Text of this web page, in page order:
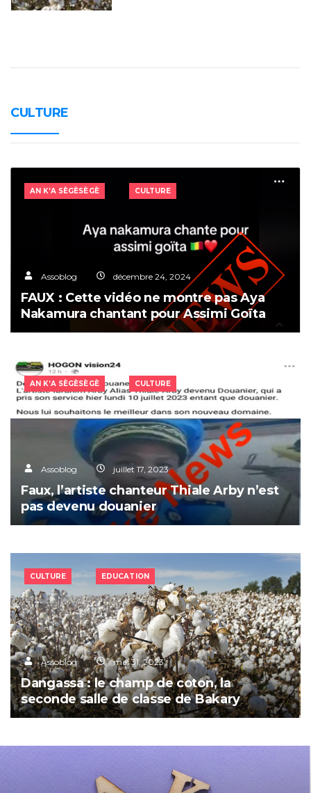
CULTURE
AN K’A SÈGÈSÈGÈ CULTURE
Assoblog décembre 24, 2024
FAUX : Cette vidéo ne montre pas Aya
Nakamura chantant pour Assimi Goïta
AN K’A SÈGÈSÈGÈ CULTURE
Assoblog juillet 17, 2023
Faux, l’artiste chanteur Thiale Arby n’est
pas devenu douanier
CULTURE EDUCATION
Assoblog mai 31, 2023
Dangassa : le champ de coton, la
seconde salle de classe de Bakary